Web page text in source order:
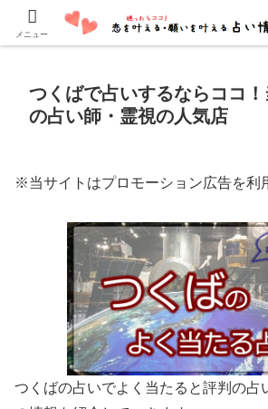
口コミでよく当たると評判の占い師・霊能者
つくばで占いするならココ！
の占い師・霊視の人気店
※当サイトはプロモーション広告を利
つくばの占いでよく当たると評判の占
メニュー